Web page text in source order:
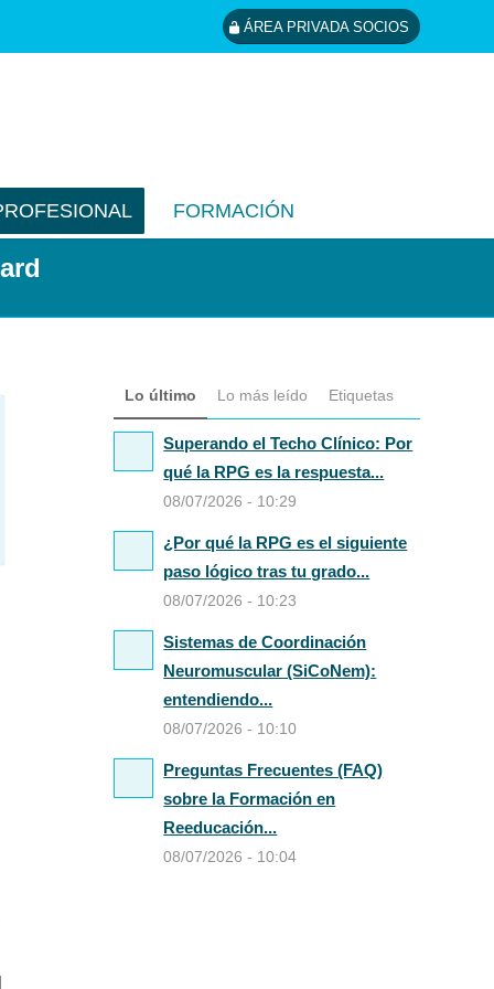
ÁREA PRIVADA SOCIOS
FORMACIÓN
Lo último Lo más leído Etiquetas
Superando el Techo Clínico: Por
qué la RPG es la respuesta...
08/07/2026 - 10:29
¿Por qué la RPG es el siguiente
paso lógico tras tu grado...
08/07/2026 - 10:23
Sistemas de Coordinación
Neuromuscular (SiCoNem):
entendiendo...
08/07/2026 - 10:10
Preguntas Frecuentes (FAQ)
sobre la Formación en
Reeducación...
08/07/2026 - 10:04